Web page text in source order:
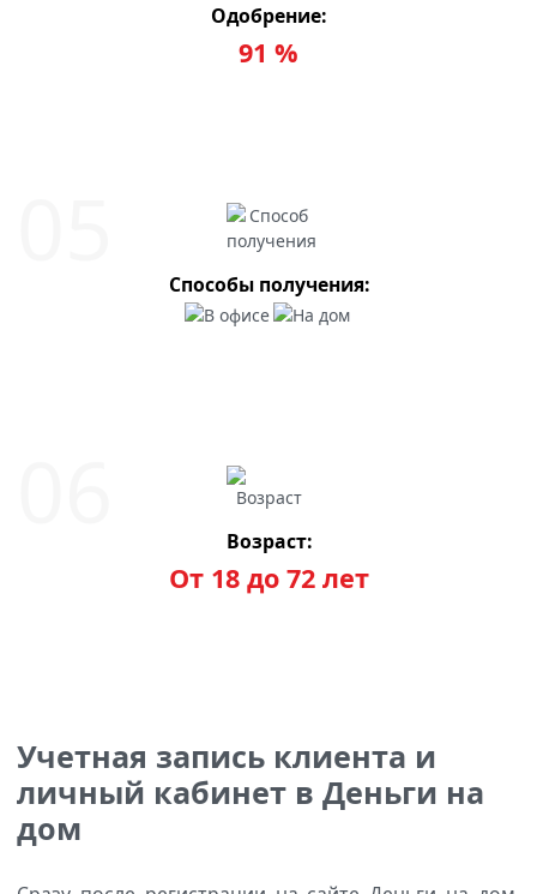
Одобрение:
91 %
Способы получения:
Возраст:
От 18 до 72 лет
Учетная запись клиента и
личный кабинет в Деньги на
дом